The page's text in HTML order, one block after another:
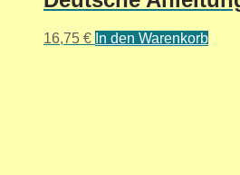
16,75 € In den Warenkorb